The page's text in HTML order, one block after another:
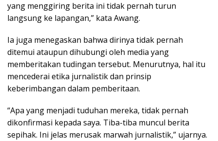
yang menggiring berita ini tidak pernah turun
langsung ke lapangan,” kata Awang.
Ia juga menegaskan bahwa dirinya tidak pernah
ditemui ataupun dihubungi oleh media yang
memberitakan tudingan tersebut. Menurutnya, hal itu
mencederai etika jurnalistik dan prinsip
keberimbangan dalam pemberitaan.
“Apa yang menjadi tuduhan mereka, tidak pernah
dikonfirmasi kepada saya. Tiba-tiba muncul berita
sepihak. Ini jelas merusak marwah jurnalistik,” ujarnya.